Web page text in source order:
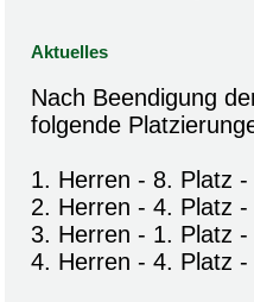
Aktuelles
Nach Beendigung
folgende
1. Herren - 8. Platz
2. Herren - 4. Platz
3. Herren - 1. Platz
4. Herren - 4. Platz -